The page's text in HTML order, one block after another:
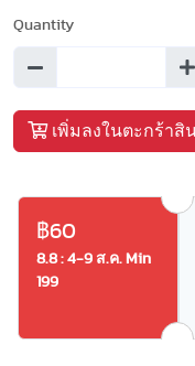
Quantity
เพิ่มลงในตะกร้าสิ
฿60
8.8 : 4-9 ส.ค. Min
199